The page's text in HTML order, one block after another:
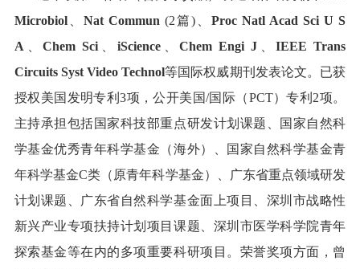
Microbiol、 Nat Commun (2篇)、Proc Natl Acad Sci U S
A 、Chem Sci iScience、Chem Engi J、IEEE Trans
Circuits Syst Video Technol等国际权威期刊发表论文。已获
授权美国发明专利3项，公开美国/国际（PCT）专利2项。
主持承担包括国家科技部重点研发计划课题、国家自然科
学基金优秀青年科学基金（海外）、国家自然科学基金青
年科学基金C类 （原青年科学基金）、广东省重点领域研发
计划课题、广东省自然科学基金面上项目、 深圳市战略性
新兴产业专项扶持计划项目课题、 深圳市医学科学院青年
探索基金等在内的多项重要科研项目。荣誉奖项方面，曾